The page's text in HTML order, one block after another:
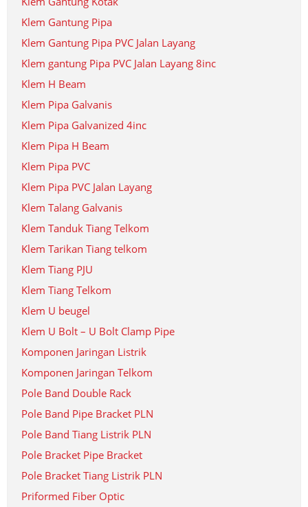
Klem Gantung Pipa
Klem Gantung Pipa PVC Jalan Layang
Klem gantung Pipa PVC Jalan Layang 8inc
Klem H Beam
Klem Pipa Galvanis
Klem Pipa Galvanized 4inc
Klem Pipa H Beam
Klem Pipa PVC
Klem Pipa PVC Jalan Layang
Klem Talang Galvanis
Klem Tanduk Tiang Telkom
Klem Tarikan Tiang telkom
Klem Tiang PJU
Klem Tiang Telkom
Klem U beugel
Klem U Bolt – U Bolt Clamp Pipe
Komponen Jaringan Listrik
Komponen Jaringan Telkom
Pole Band Double Rack
Pole Band Pipe Bracket PLN
Pole Band Tiang Listrik PLN
Pole Bracket Pipe Bracket
Pole Bracket Tiang Listrik PLN
Priformed Fiber Optic